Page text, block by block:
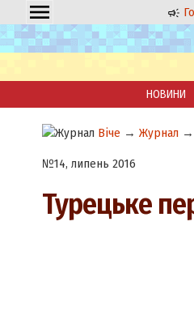
НОВИНИ
Віче → Журнал →
№14, липень 2016
Турецьке